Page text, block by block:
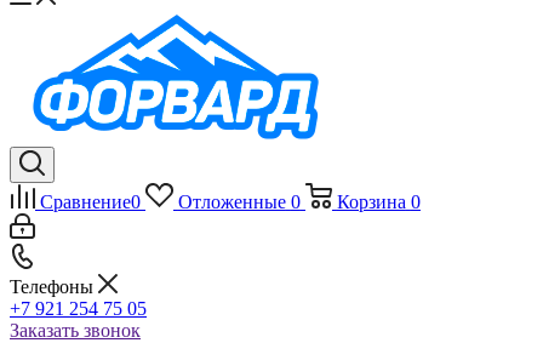
Сравнение0 Отложенные 0 Корзина 0
Телефоны
+7 921 254 75 05
Заказать звонок